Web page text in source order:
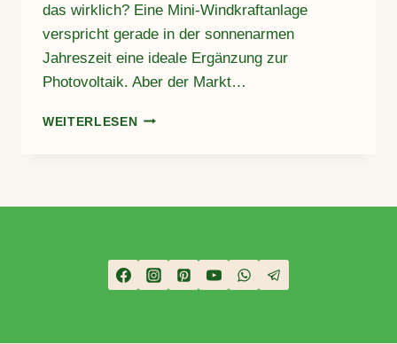
das wirklich? Eine Mini-Windkraftanlage
verspricht gerade in der sonnenarmen
Jahreszeit eine ideale Ergänzung zur
Photovoltaik. Aber der Markt…
WEITERLESENMINI-
–
&
PRODUKTEMPFEHLUNGEN